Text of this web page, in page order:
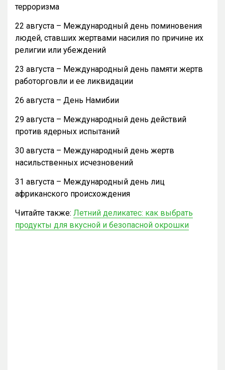
терроризма
22 августа – Международный день поминовения
людей, ставших жертвами насилия по причине их
религии или убеждений
23 августа – Международный день памяти жертв
работорговли и ее ликвидации
26 августа – День Намибии
29 августа – Международный день действий
против ядерных испытаний
30 августа – Международный день жертв
насильственных исчезновений
31 августа – Международный день лиц
африканского происхождения
Читайте также: Летний деликатес: как выбрать
продукты для вкусной и безопасной окрошки